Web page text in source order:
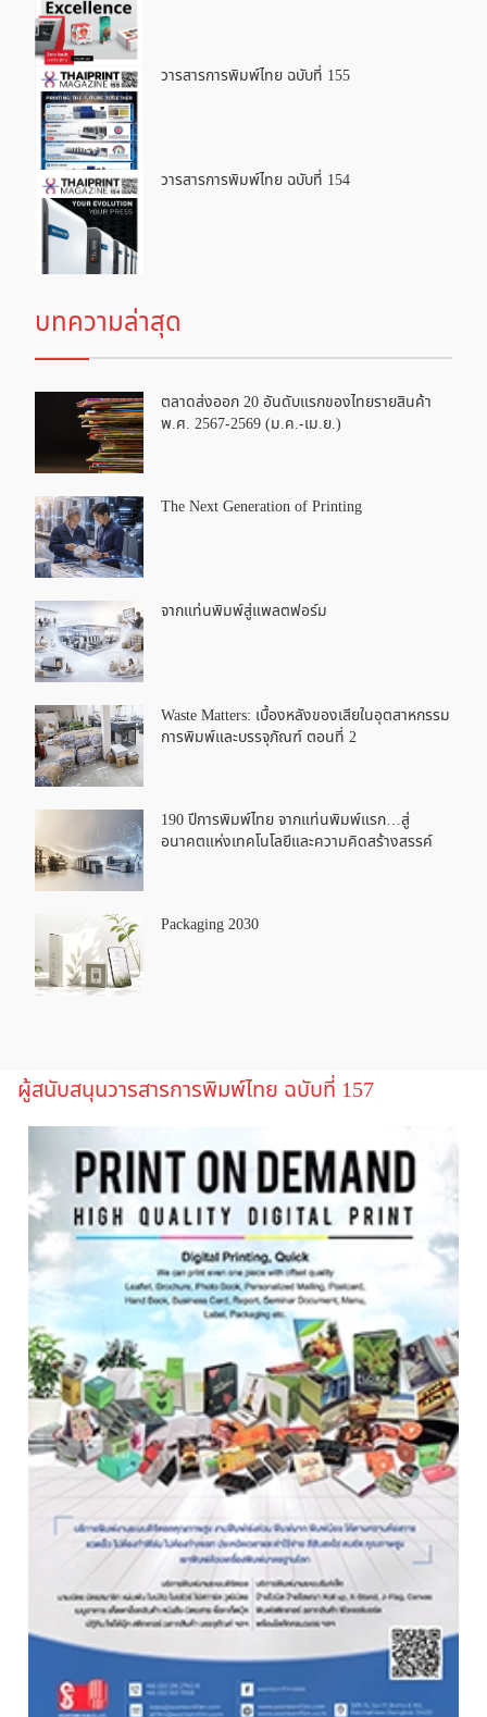
วารสารการพิมพ์ไทย ฉบับที่ 155
วารสารการพิมพ์ไทย ฉบับที่ 154
บทความล่าสุด
ตลาดส่งออก 20 อันดับแรกของไทยรายสินค้า
พ.ศ. 2567-2569 (ม.ค.-เม.ย.)
The Next Generation of Printing
จากแท่นพิมพ์สู่แพลตฟอร์ม
Waste Matters: เบื้องหลังของเสียในอุตสาหกรรม
การพิมพ์และบรรจุภัณฑ์ ตอนที่ 2
190 ปีการพิมพ์ไทย จากแท่นพิมพ์แรก…สู่
อนาคตแห่งเทคโนโลยีและความคิดสร้างสรรค์
Packaging 2030
ผู้สนับสนุนวารสารการพิมพ์ไทย ฉบับที่ 157